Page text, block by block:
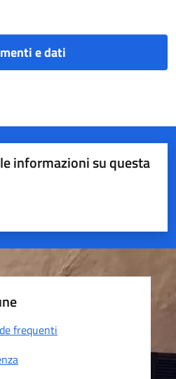
e dati
informazioni su questa
su 5
su 5
frequenti